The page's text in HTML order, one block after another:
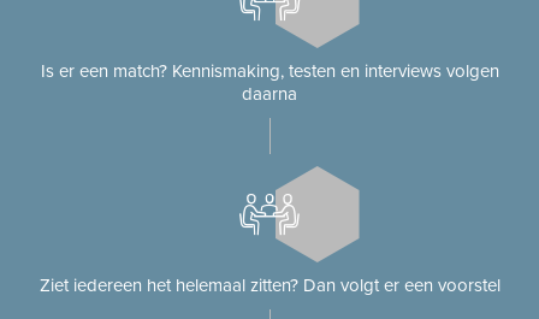
Is er een match? Kennismaking, testen en interviews volgen
daarna
Ziet iedereen het helemaal zitten? Dan volgt er een voorstel